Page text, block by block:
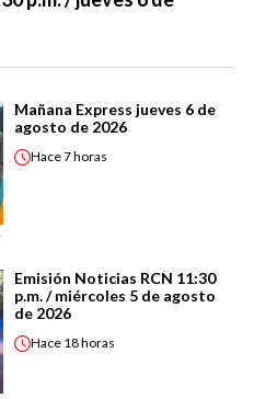
Mañana Express jueves 6 de
agosto de 2026
Hace7 horas
Emisión Noticias RCN 11:30
p.m. / miércoles 5 de agosto
de 2026
Hace 18 horas